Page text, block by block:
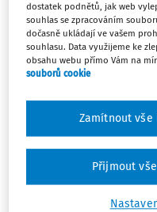
Tento
Zaregistrujte
obsahu
dostatek podnětů, jak web
souhlas se zpracováním
dočasně ukládají ve vašem
souhlasu. Data využijeme ke
obsahu webu přímo Vám na
souborů cookie
Zamítnout vše
Přijmout